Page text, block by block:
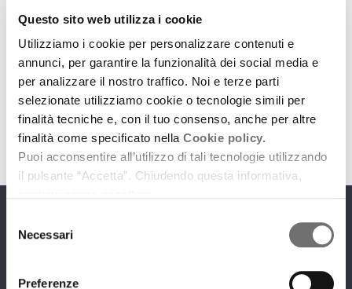
Questo sito web utilizza i cookie
Utilizziamo i cookie per personalizzare contenuti e
annunci, per garantire la funzionalità dei social media e
per analizzare il nostro traffico. Noi e terze parti
selezionate utilizziamo cookie o tecnologie simili per
finalità tecniche e, con il tuo consenso, anche per altre
finalità come specificato nella Cookie policy.
Puoi acconsentire all’utilizzo di tali tecnologie utilizzando
il pulsante “Accetta”. Chiudendo questa informativa,
delNecessari
Preferenze
11 marzo 2021
Testo tratto dal libro omonimo di Marco Belpoliti
(Torino, Einaudi, 2021)
Ascolta downloadPodcast